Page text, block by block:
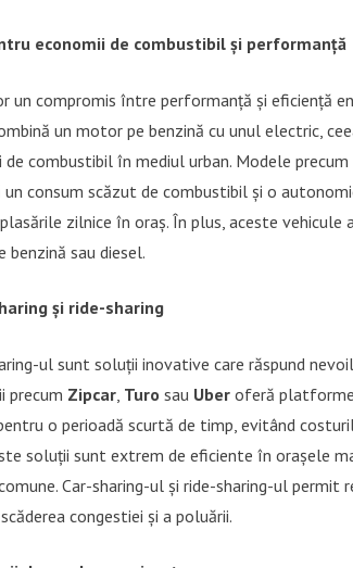
economii de combustibil și performanță
un compromis între performanță și eficiență
un motor pe benzină cu unul electric,
combustibil în mediul urban. Modele precum
consum scăzut de combustibil și o
zilnice în oraș. În plus, aceste vehicule
benzină sau diesel.
și ride-sharing
ul sunt soluții inovative care răspund
precum Zipcar, Turo sau Uber oferă
o perioadă scurtă de timp, evitând
soluții sunt extrem de eficiente în orașele
Car-sharing-ul și ride-sharing-ul permit
congestiei și a poluării.